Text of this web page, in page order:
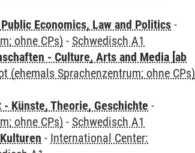
Economics, Law and Politics -
ohne CPs) - Schwedisch A1
- Culture, Arts and Media [ab
(ehemals Sprachenzentrum; ohne CPs)
Künste, Theorie, Geschichte -
ohne CPs) - Schwedisch A1
- International Center: